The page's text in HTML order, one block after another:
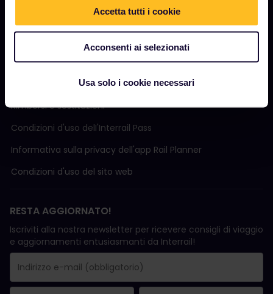
Accetta tutti i cookie
Acconsenti ai selezionati
Usa solo i cookie necessari
TERMINI E CONDIZIONI
Condizioni di prenotazione
Rimborsi e sostituzioni
Condizioni d'uso delI'Interrail Pass
Informativa sulla privacy dell'app Rail Planner
Condizioni d'uso del sito web
RESTA AGGIORNATO!
Iscriviti alla nostra newsletter per ricevere consigli di viaggio
e aggiornamenti entusiasmanti da Interrail!